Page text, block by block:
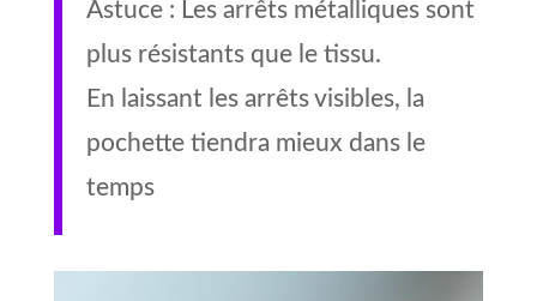
Astuce : Les arrêts métalliques sont
plus résistants que le tissu.
En laissant les arrêts visibles, la
pochette tiendra mieux dans le
temps